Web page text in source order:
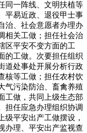
同一阵线、文明扶植等
平易近政、退役甲士事
治、社会意愿者办理办
相关工做；担任社会治
区平安不变方面的工
的工做。次要担任组织
道处事处开展分析行政
核等工做；担任农村饮
气污染防治、畜禽养殖
工做，共同上级生态部
担任应急办理组织协调
级平安出产工做摆设，
办理、平安出产监视查